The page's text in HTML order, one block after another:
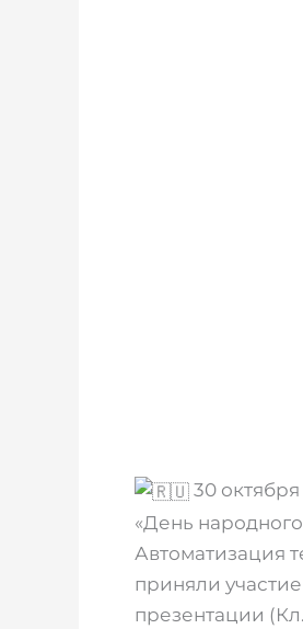
30
«День
Автоматизация
приняли
презентации